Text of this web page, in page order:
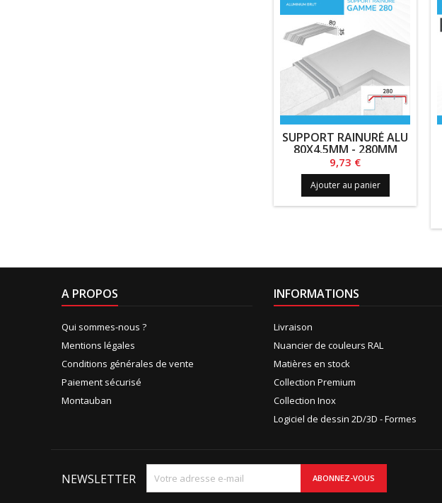
SUPPORT RAINURÉ ALU
80X4.5MM - 280MM
Prix
9,73 €
Ajouter au panier
A PROPOS
Qui sommes-nous ?
Mentions légales
Conditions générales de vente
Paiement sécurisé
Montauban
INFORMATIONS
Livraison
Nuancier de couleurs RAL
Matières en stock
Collection Premium
Collection Inox
Logiciel de dessin 2D/3D - Formes
NEWSLETTER